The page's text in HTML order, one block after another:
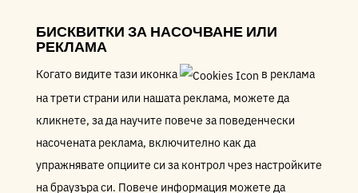
БИСКВИТКИ ЗА НАСОЧВАНЕ ИЛИ
РЕКЛАМА
Когато видите тази иконка
в реклама
на трети страни или нашата реклама, можете да
кликнете, за да научите повече за поведенчески
насочената реклама, включително как да
упражнявате опциите си за контрол чрез настройките
на браузъра си. Повече информация можете да